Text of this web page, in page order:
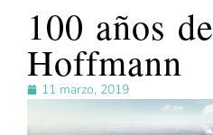
100 años de
Hoffmann
11 marzo, 2019